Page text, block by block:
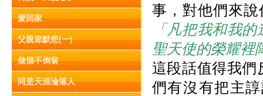
愛回家
父親節默想(一)
做個不倒翁
同是天涯淪落人
事，對他們來
「凡把我和我
聖天使的榮耀裡
這段話值得我們
們有沒有把主